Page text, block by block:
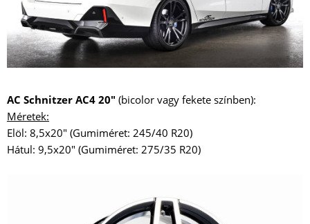
AC Schnitzer AC4 20" (bicolor vagy fekete színben):
Méretek:
Elöl: 8,5x20" (Gumiméret: 245/40 R20)
Hátul: 9,5x20" (Gumiméret: 275/35 R20)